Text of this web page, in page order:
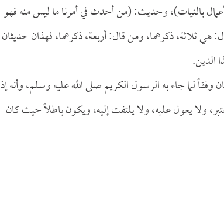
بالنيات)، وحديث: (من أحدث في أمرنا ما ليس منه فهو
هي ثلاثة، ذكرهما، ومن قال: أربعة، ذكرهما، فهذان حديثان
الدين.
وفقاً لما جاء به الرسول الكريم صلى الله عليه وسلم، وأنه
ولا يعول عليه، ولا يلتفت إليه، ويكون باطلاً حيث كان